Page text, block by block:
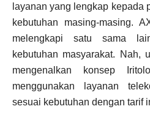
layanan yang lengkap kepada
kebutuhan masing-masing.
melengkapi satu sama
kebutuhan masyarakat. Nah,
mengenalkan konsep
menggunakan layanan
sesuai kebutuhan dengan tarif